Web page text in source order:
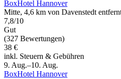
BoxHotel Hannover
Mitte, 4,6 km von Davenstedt
7,8/10
Gut
(327 Bewertungen)
38 €
inkl. Steuern & Gebühren
9. Aug.–10. Aug.
BoxHotel Hannover